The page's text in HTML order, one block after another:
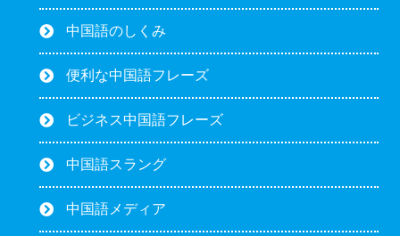
中国語のしくみ
便利な中国語フレーズ
ビジネス中国語フレーズ
中国語スラング
中国語メディア